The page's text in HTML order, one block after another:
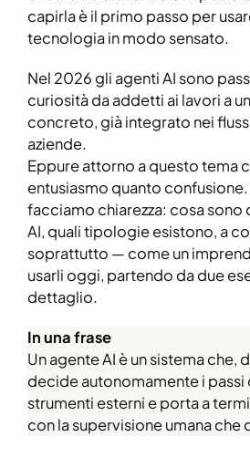
capirla è il primo passo per
tecnologia in modo sensato.
Nel 2026 gli agenti AI sono
curiosità da addetti ai lavori a
concreto, già integrato nei
aziende.
Eppure attorno a questo tema
entusiasmo quanto
facciamo chiarezza: cosa sono
AI, quali tipologie esistono, a
soprattutto — come un
usarli oggi, partendo da due
dettaglio.
In una frase
Un agente AI è un sistema che,
decide autonomamente i passi
strumenti esterni e porta a
con la supervisione umana che